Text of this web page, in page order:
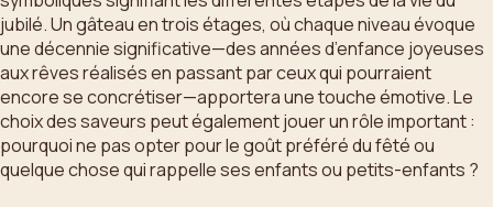
jubilé. Un gâteau en trois étages, où chaque niveau évoque
une décennie significative—des années d’enfance joyeuses
aux rêves réalisés en passant par ceux qui pourraient
encore se concrétiser—apportera une touche émotive. Le
choix des saveurs peut également jouer un rôle important :
pourquoi ne pas opter pour le goût préféré du fêté ou
quelque chose qui rappelle ses enfants ou petits-enfants ?